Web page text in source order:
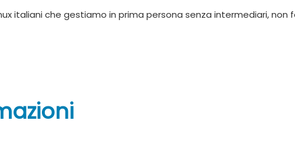
italiani che gestiamo in prima persona senza intermediari,